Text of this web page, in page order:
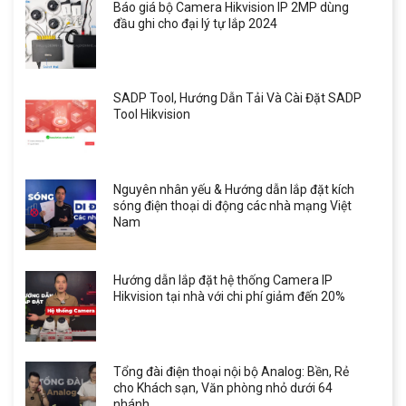
Báo giá bộ Camera Hikvision IP 2MP dùng
đầu ghi cho đại lý tự lắp 2024
SADP Tool, Hướng Dẫn Tải Và Cài Đặt SADP
Tool Hikvision
Nguyên nhân yếu & Hướng dẫn lắp đặt kích
sóng điện thoại di động các nhà mạng Việt
Nam
Hướng dẫn lắp đặt hệ thống Camera IP
Hikvision tại nhà với chi phí giảm đến 20%
Tổng đài điện thoại nội bộ Analog: Bền, Rẻ
cho Khách sạn, Văn phòng nhỏ dưới 64